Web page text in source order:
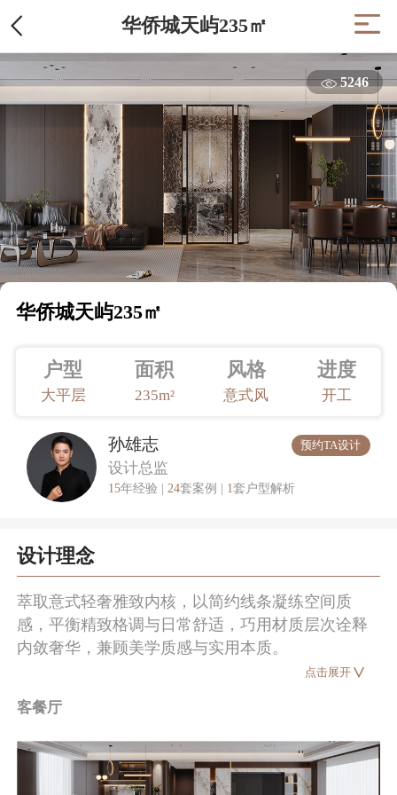
华侨城天屿235㎡
5246
华侨城天屿235㎡
户型
大平层
面积
235m²
风格
意式风
进度
开工
孙雄志
设计总监
15年经验 | 24套案例 | 1套户型解析
预约TA设计
设计理念
萃取意式轻奢雅致内核，以简约线条凝练空间质
感，平衡精致格调与日常舒适，巧用材质层次诠释
内敛奢华，兼顾美学质感与实用本质。
点击展开
客餐厅